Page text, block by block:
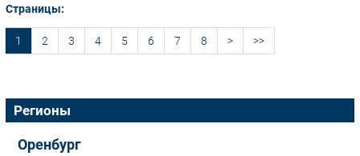
Страницы:
1 2 3 4 5 6 7 8 > >>
Регионы
Оренбург